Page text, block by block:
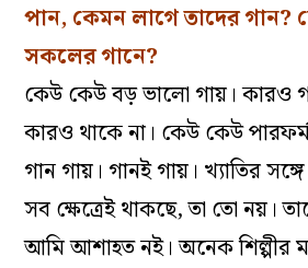
পান, কেমন লাগে তাদের গান?
সকলের গানে?
কেউ কেউ বড় ভালো গায়। কারও
কারও থাকে না। কেউ কেউ
গান গায়। গানই গায়। খ্যাতির
সব ক্ষেত্রেই থাকছে, তা তো নয়।
আমি আশাহত নই। অনেক শিল্পীর